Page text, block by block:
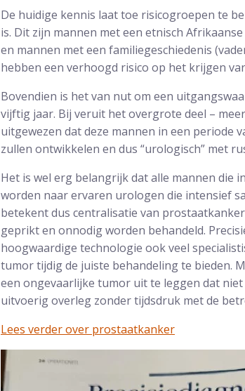
De huidige kennis laat toe risicogroepen te
is. Dit zijn mannen met een etnisch
en mannen met een familiegeschiedenis
hebben een verhoogd risico op het krijgen
Bovendien is het van nut om een
vijftig jaar. Bij veruit het overgrote deel –
uitgewezen dat deze mannen in een periode
zullen ontwikkelen en dus “urologisch” met
Het is wel erg belangrijk dat alle mannen die
worden naar ervaren urologen die intensief
betekent dus centralisatie van
geprikt en onnodig worden behandeld.
hoogwaardige technologie ook veel
tumor tijdig de juiste behandeling te bieden.
een ongevaarlijke tumor uit te leggen dat
uitvoerig overleg zonder tijdsdruk met de
Lees verder over prostaatkanker